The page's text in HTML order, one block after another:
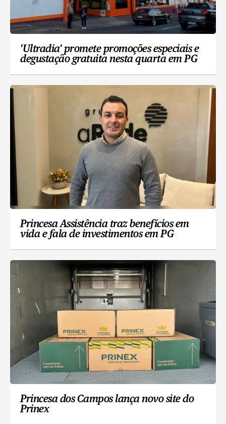
'Ultradia' promete promoções especiais e
degustação gratuita nesta quarta em PG
Princesa Assistência traz benefícios em
vida e fala de investimentos em PG
Princesa dos Campos lança novo site do
Prinex